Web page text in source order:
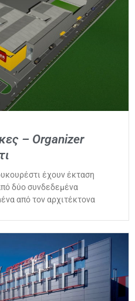
– Organizer
έχουν έκταση
δύο συνδεδεμένα
από τον αρχιτέκτονα